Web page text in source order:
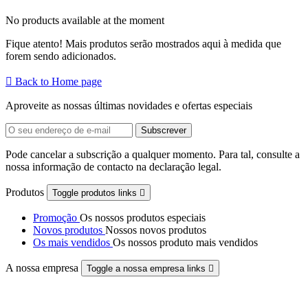
No products available at the moment
Fique atento! Mais produtos serão mostrados aqui à medida que
forem sendo adicionados.
 Back to Home page
Aproveite as nossas últimas novidades e ofertas especiais
Pode cancelar a subscrição a qualquer momento. Para tal, consulte a
nossa informação de contacto na declaração legal.
Produtos Toggle produtos links 
Promoção Os nossos produtos especiais
Novos produtos Nossos novos produtos
Os mais vendidos Os nossos produto mais vendidos
A nossa empresa Toggle a nossa empresa links 